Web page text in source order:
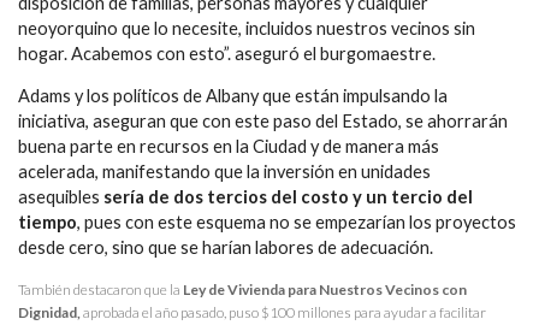
neoyorquino que lo necesite, incluidos nuestros vecinos sin
hogar. Acabemos con esto”. aseguró el burgomaestre.
Adams y los políticos de Albany que están impulsando la
iniciativa, aseguran que con este paso del Estado, se ahorrarán
buena parte en recursos en la Ciudad y de manera más
acelerada, manifestando que la inversión en unidades
asequibles sería de dos tercios del costo y un tercio del
tiempo, pues con este esquema no se empezarían los proyectos
desde cero, sino que se harían labores de adecuación.
También destacaron que la Ley de Vivienda para Nuestros Vecinos con
Dignidad,aprobada el año pasado, puso $100 millones para ayudar a facilitar